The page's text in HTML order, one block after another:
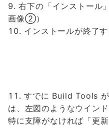
右下の「インストール
画像②）
インストールが終了す
すでに Build Tools
は、左図のようなウイン
特に支障がなければ「更